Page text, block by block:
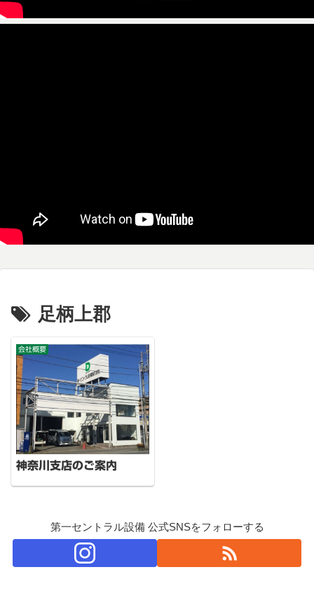
足柄上郡
会社概要
神奈川支店のご案内
第一セントラル設備 公式SNSをフォローする